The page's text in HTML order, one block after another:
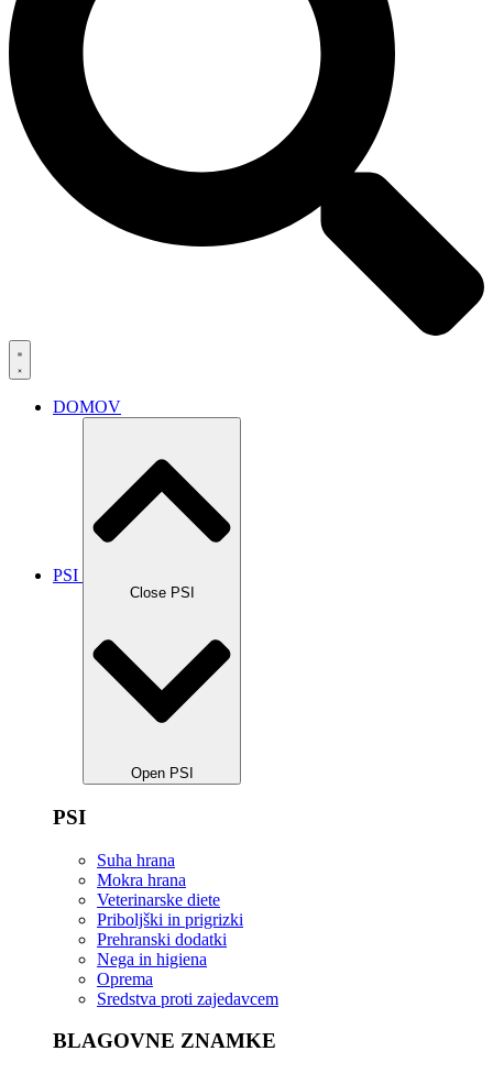
DOMOV
PSI
Close PSI
Open PSI
PSI
Suha hrana
Mokra hrana
Veterinarske diete
Priboljški in prigrizki
Prehranski dodatki
Nega in higiena
Oprema
Sredstva proti zajedavcem
BLAGOVNE ZNAMKE